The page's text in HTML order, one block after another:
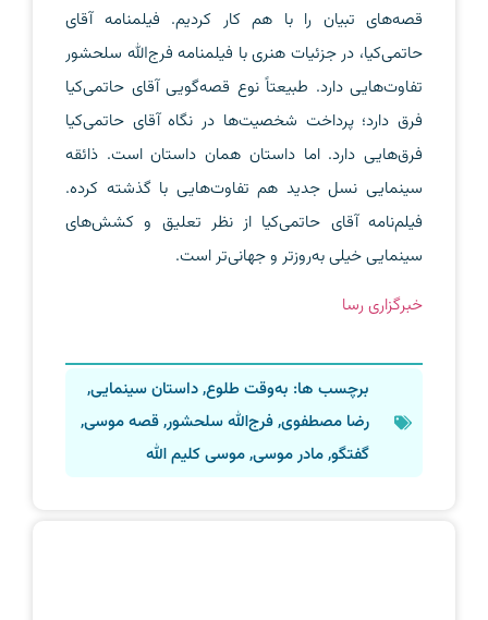
قصه‌های تبیان را با هم کار کردیم. فیلمنامه آقای
حاتمی‌کیا، در جزئیات هنری با فیلمنامه فرج‌الله سلحشور
تفاوت‌هایی دارد. طبیعتاً نوع قصه‌گویی آقای حاتمی‌کیا
فرق دارد؛ پرداخت شخصیت‌ها در نگاه آقای حاتمی‌کیا
فرق‌هایی دارد. اما داستان همان داستان است. ذائقه
سینمایی نسل جدید هم تفاوت‌هایی با گذشته کرده.
فیلم‌نامه آقای حاتمی‌کیا از نظر تعلیق و کشش‌های
سینمایی خیلی به‌روزتر و جهانی‌تر است.
خبرگزاری رسا
برچسب ها: به‌وقت طلوع,داستان سینمایی,
رضا مصطفوی,فرج‌الله سلحشور,قصه موسی,
گفتگو,مادر موسی,موسی کلیم‌ الله